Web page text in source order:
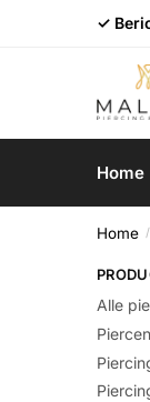
✓
Home
Home /
Alle
Piercen